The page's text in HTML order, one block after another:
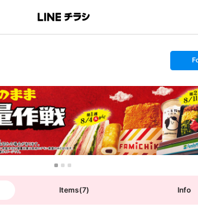
s
t
o
l
l
o
w
Items(7) Info